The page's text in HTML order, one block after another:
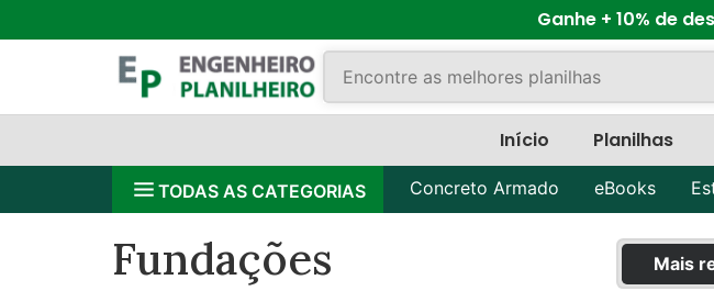
Ganhe + 10% de
Início Planilhas
TODAS AS CATEGORIAS Concreto Armado eBooks
Fundações Mais